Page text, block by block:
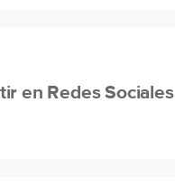
en Redes Sociales